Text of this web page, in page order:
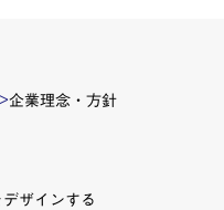
企業理念・方針
ザインする